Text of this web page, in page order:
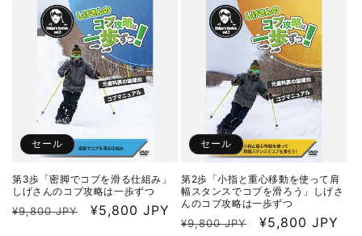
価
格
価
格
セール
第3歩「密脚でコブを滑る仕組み」
しげさんのコブ攻略は一歩ずつ
通
¥9,800 JPY
セ
¥5,800 JPY
セール
第2歩「小指と重心移動を使って肩
幅スタンスでコブを滑ろう」しげさ
んのコブ攻略は一歩ずつ
通
¥9,800 JPY
セ
¥5,800 JPY